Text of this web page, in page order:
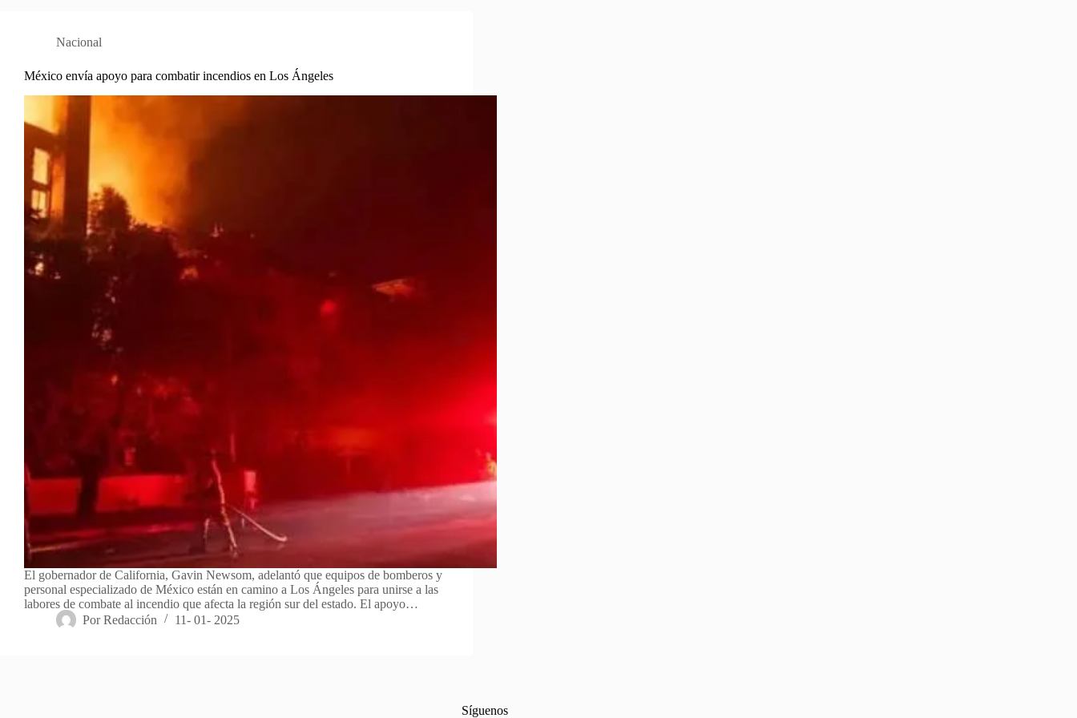
Nacional
México envía apoyo para combatir incendios en Los Ángeles
El gobernador de California, Gavin Newsom, adelantó que equipos de bomberos y
personal especializado de México están en camino a Los Ángeles para unirse a las
labores de combate al incendio que afecta la región sur del estado. El apoyo…
Por Redacción 11- 01- 2025
Síguenos